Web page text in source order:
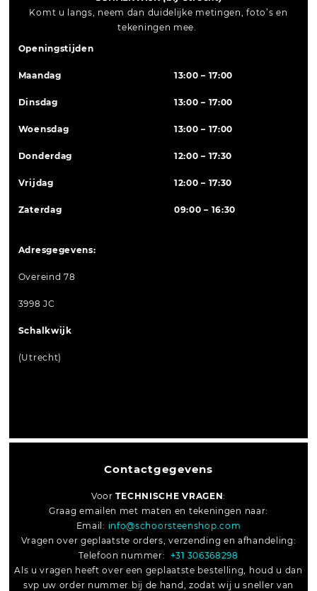
Contactgegevens
VoorTECHNISCHE VRAGEN:
Graag emailen met maten en tekeningen naar:
Email: info@schoorsteenshop.com
Vragen over geplaatste orders, verzending en afhandeling:
Telefoon nummer: +31 306368298
Als u vragen heeft over een geplaatste bestelling, houd u dan
svp uw order nummer bij de hand, zodat wij u sneller van
Komt u langs, neem dan duidelijke metingen, foto’s en
tekeningen mee.
Openingstijden
Maandag 13:00 – 17:00
Dinsdag 13:00 – 17:00
Woensdag 13:00 – 17:00
Donderdag 12:00 – 17:30
Vrijdag 12:00 – 17:30
Zaterdag 09:00 – 16:30
Adresgegevens:
Overeind 78
3998 JC
Schalkwijk
(Utrecht)